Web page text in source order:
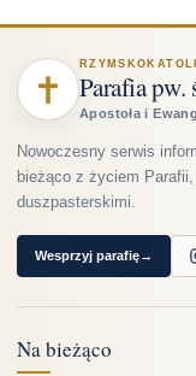
✝ Parafia pw.
Apostoła i
Nowoczesny serwis
bieżąco z życiem
duszpasterskimi.
Wesprzyj parafię→
Na bieżąco